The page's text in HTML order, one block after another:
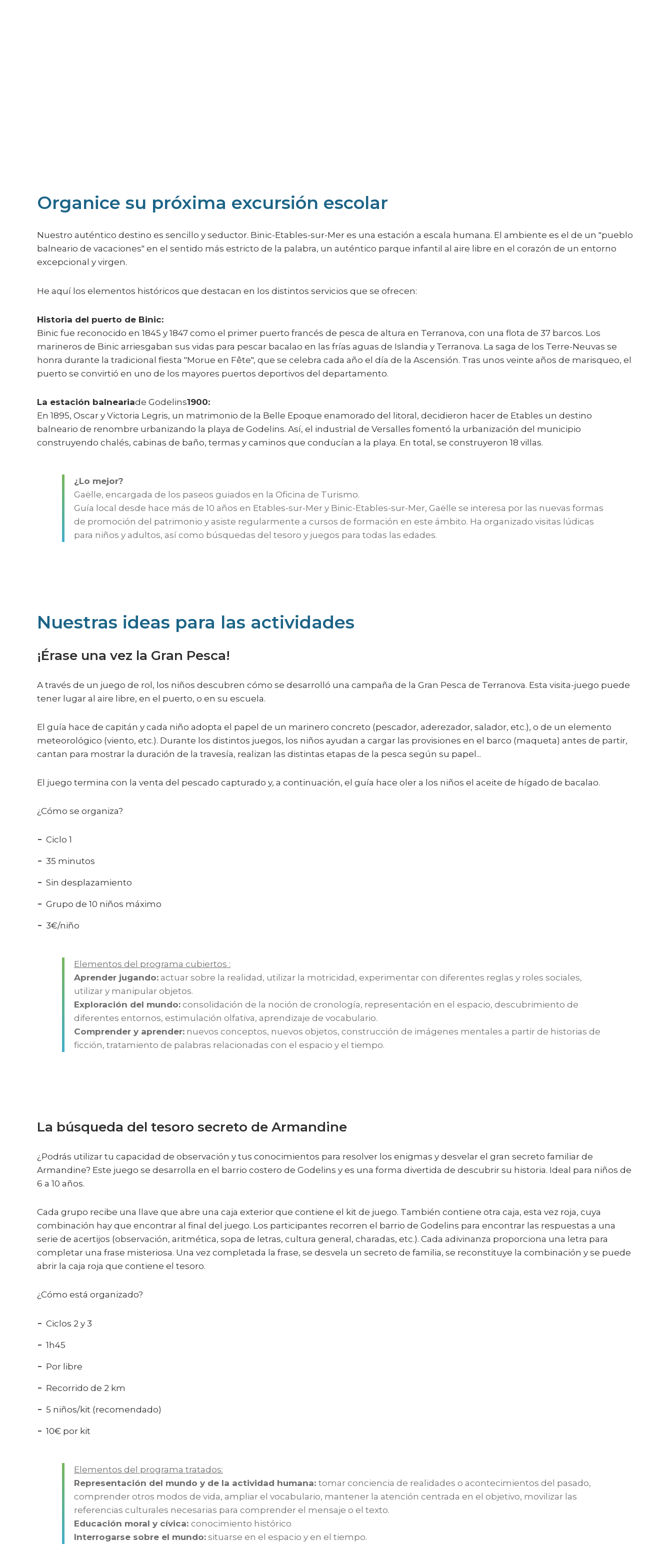
Organice su próxima excursión escolar
Nuestro auténtico destino es sencillo y seductor. Binic-Etables-sur-Mer es una estación a escala humana. El ambiente es el de un "pueblo
balneario de vacaciones" en el sentido más estricto de la palabra, un auténtico parque infantil al aire libre en el corazón de un entorno
excepcional y virgen.
He aquí los elementos históricos que destacan en los distintos servicios que se ofrecen:
Historia del puerto de Binic:
Binic fue reconocido en 1845 y 1847 como el primer puerto francés de pesca de altura en Terranova, con una flota de 37 barcos. Los
marineros de Binic arriesgaban sus vidas para pescar bacalao en las frías aguas de Islandia y Terranova. La saga de los Terre-Neuvas se
honra durante la tradicional fiesta "Morue en Fête", que se celebra cada año el día de la Ascensión. Tras unos veinte años de marisqueo, el
puerto se convirtió en uno de los mayores puertos deportivos del departamento.
La estación balneariade Godelins1900:
En 1895, Oscar y Victoria Legris, un matrimonio de la Belle Epoque enamorado del litoral, decidieron hacer de Etables un destino
balneario de renombre urbanizando la playa de Godelins. Así, el industrial de Versalles fomentó la urbanización del municipio
construyendo chalés, cabinas de baño, termas y caminos que conducían a la playa. En total, se construyeron 18 villas.
¿Lo mejor?
Gaëlle, encargada de los paseos guiados en la Oficina de Turismo.
Guía local desde hace más de 10 años en Etables-sur-Mer y Binic-Etables-sur-Mer, Gaëlle se interesa por las nuevas formas
de promoción del patrimonio y asiste regularmente a cursos de formación en este ámbito. Ha organizado visitas lúdicas
para niños y adultos, así como búsquedas del tesoro y juegos para todas las edades.
Nuestras ideas para las actividades
¡Érase una vez la Gran Pesca!
A través de un juego de rol, los niños descubren cómo se desarrolló una campaña de la Gran Pesca de Terranova. Esta visita-juego puede
tener lugar al aire libre, en el puerto, o en su escuela.
El guía hace de capitán y cada niño adopta el papel de un marinero concreto (pescador, aderezador, salador, etc.), o de un elemento
meteorológico (viento, etc.). Durante los distintos juegos, los niños ayudan a cargar las provisiones en el barco (maqueta) antes de partir,
cantan para mostrar la duración de la travesía, realizan las distintas etapas de la pesca según su papel...
El juego termina con la venta del pescado capturado y, a continuación, el guía hace oler a los niños el aceite de hígado de bacalao.
¿Cómo se organiza?
Ciclo 1
35 minutos
Sin desplazamiento
Grupo de 10 niños máximo
3€/niño
Elementos del programa cubiertos :
Aprender jugando: actuar sobre la realidad, utilizar la motricidad, experimentar con diferentes reglas y roles sociales,
utilizar y manipular objetos.
Exploración del mundo: consolidación de la noción de cronología, representación en el espacio, descubrimiento de
diferentes entornos, estimulación olfativa, aprendizaje de vocabulario.
Comprender y aprender: nuevos conceptos, nuevos objetos, construcción de imágenes mentales a partir de historias de
ficción, tratamiento de palabras relacionadas con el espacio y el tiempo.
La búsqueda del tesoro secreto de Armandine
¿Podrás utilizar tu capacidad de observación y tus conocimientos para resolver los enigmas y desvelar el gran secreto familiar de
Armandine? Este juego se desarrolla en el barrio costero de Godelins y es una forma divertida de descubrir su historia. Ideal para niños de
6 a 10 años.
Cada grupo recibe una llave que abre una caja exterior que contiene el kit de juego. También contiene otra caja, esta vez roja, cuya
combinación hay que encontrar al final del juego. Los participantes recorren el barrio de Godelins para encontrar las respuestas a una
serie de acertijos (observación, aritmética, sopa de letras, cultura general, charadas, etc.). Cada adivinanza proporciona una letra para
completar una frase misteriosa. Una vez completada la frase, se desvela un secreto de familia, se reconstituye la combinación y se puede
abrir la caja roja que contiene el tesoro.
¿Cómo está organizado?
Ciclos 2 y 3
1h45
Por libre
Recorrido de 2 km
5 niños/kit (recomendado)
10€ por kit
Elementos del programa tratados:
Representación del mundo y de la actividad humana:tomar conciencia de realidades o acontecimientos del pasado,
comprender otros modos de vida, ampliar el vocabulario, mantener la atención centrada en el objetivo, movilizar las
referencias culturales necesarias para comprender el mensaje o el texto.
Educación moral y cívica:conocimiento histórico
Interrogarse sobre el mundo: situarse en el espacio y en el tiempo.